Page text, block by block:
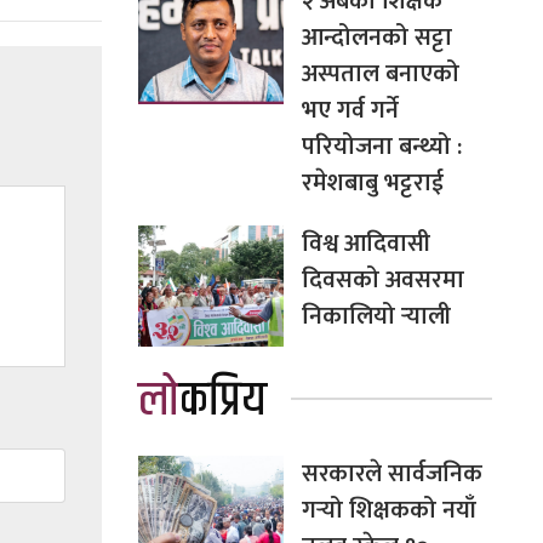
आन्दोलनको सट्टा
अस्पताल बनाएको
भए गर्व गर्ने
परियोजना बन्थ्यो :
रमेशबाबु भट्टराई
विश्व आदिवासी
दिवसको अवसरमा
निकालियो र्‍याली
लोकप्रिय
सरकारले सार्वजनिक
गर्‍यो शिक्षकको नयाँ